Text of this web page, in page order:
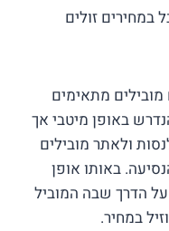
במחירים זולים
מתאימים
באופן מיטבי אך
ולאתר מובילים
באותו אופן
הדרך שבה המוביל
במחיר.